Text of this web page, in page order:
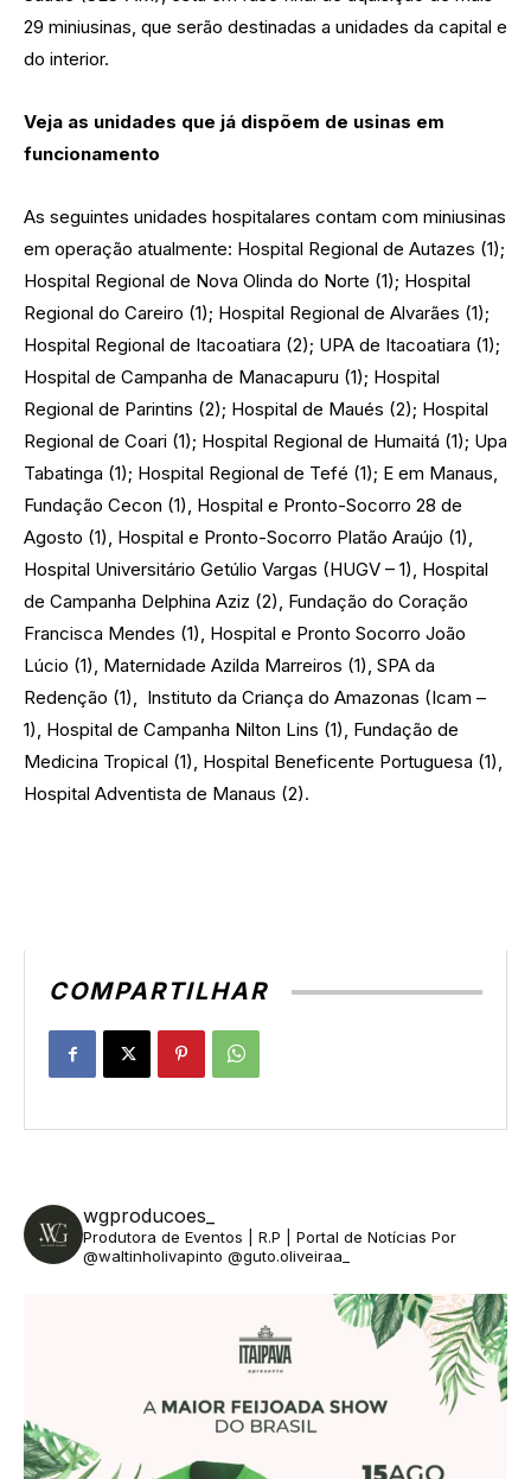
29 miniusinas, que serão destinadas a unidades da capital e
do interior.
Veja as unidades que já dispõem de usinas em
funcionamento
As seguintes unidades hospitalares contam com miniusinas
em operação atualmente: Hospital Regional de Autazes (1);
Hospital Regional de Nova Olinda do Norte (1); Hospital
Regional do Careiro (1); Hospital Regional de Alvarães (1);
Hospital Regional de Itacoatiara (2); UPA de Itacoatiara (1);
Hospital de Campanha de Manacapuru (1); Hospital
Regional de Parintins (2); Hospital de Maués (2); Hospital
Regional de Coari (1); Hospital Regional de Humaitá (1); Upa
Tabatinga (1); Hospital Regional de Tefé (1); E em Manaus,
Fundação Cecon (1), Hospital e Pronto-Socorro 28 de
Agosto (1), Hospital e Pronto-Socorro Platão Araújo (1),
Hospital Universitário Getúlio Vargas (HUGV – 1), Hospital
de Campanha Delphina Aziz (2), Fundação do Coração
Francisca Mendes (1), Hospital e Pronto Socorro João
Lúcio (1), Maternidade Azilda Marreiros (1), SPA da
Redenção (1), Instituto da Criança do Amazonas (Icam –
1), Hospital de Campanha Nilton Lins (1), Fundação de
Medicina Tropical (1), Hospital Beneficente Portuguesa (1),
Hospital Adventista de Manaus (2).
COMPARTILHAR
wgproducoes_
Produtora de Eventos | R.P | Portal de Notícias Por
@waltinholivapinto @guto.oliveiraa_